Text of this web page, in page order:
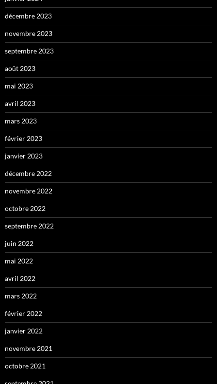
décembre 2023
novembre 2023
septembre 2023
août 2023
mai 2023
avril 2023
mars 2023
février 2023
janvier 2023
décembre 2022
novembre 2022
octobre 2022
septembre 2022
juin 2022
mai 2022
avril 2022
mars 2022
février 2022
janvier 2022
novembre 2021
octobre 2021